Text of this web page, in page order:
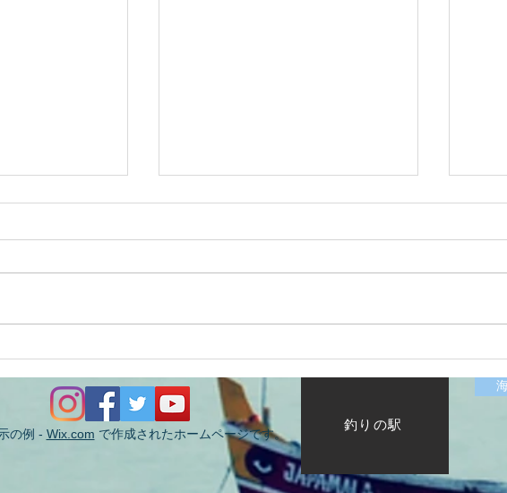
釣果報告
2026/07/12涸沼川釣果報告
HugeKillerDr.K
KIZ
の例 - Wix.com で作成されたホームページです。 釣りの駅